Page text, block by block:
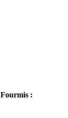
Fourmis :